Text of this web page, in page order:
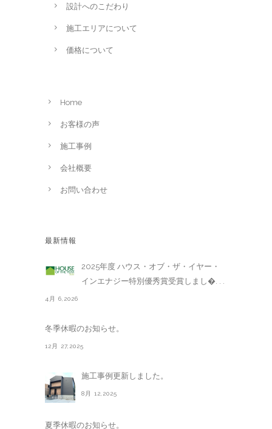
設計へのこだわり
施工エリアについて
価格について
Home
お客様の声
施工事例
会社概要
お問い合わせ
最新情報
2025年度 ハウス・オブ・ザ・イヤー・
インエナジー特別優秀賞受賞しまし�. . .
4月 6,2026
冬季休暇のお知らせ。
12月 27,2025
施工事例更新しました。
8月 12,2025
夏季休暇のお知らせ。